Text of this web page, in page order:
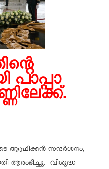
പാപ്പാ
ആഫ്രിക്കന്‍ സന്ദര്‍ശനം,
ആരംഭിച്ചു. വിശുദ്ധ